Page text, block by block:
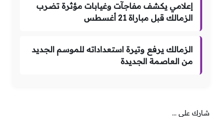
إعلامي يكشف مفاجآت وغيابات مؤثرة تضرب
الزمالك قبل مباراة 21 أغسطس
الزمالك يرفع وتيرة استعداداته للموسم الجديد
من العاصمة الجديدة
شارك على ...